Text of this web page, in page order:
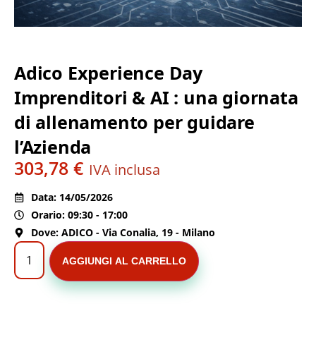
Adico Experience Day
Imprenditori & AI : una giornata
di allenamento per guidare
l’Azienda
303,78 € IVA inclusa
Data: 14/05/2026
Orario: 09:30 - 17:00
Dove: ADICO - Via Conalia, 19 - Milano
AGGIUNGI AL CARRELLO